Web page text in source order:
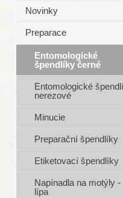
Novinky
Preparace
Entomologické
špendlíky černé
Entomologické
nerezové
Minucie
Preparační špendlíky
Etiketovací špendlíky
Napínadla na motýly -
lípa